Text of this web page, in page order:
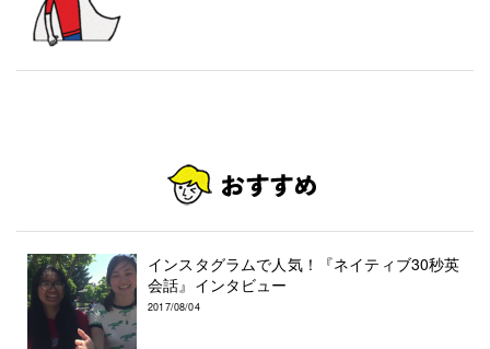
インスタグラムで人気！『ネイティブ30秒英
会話』インタビュー
2017/08/04